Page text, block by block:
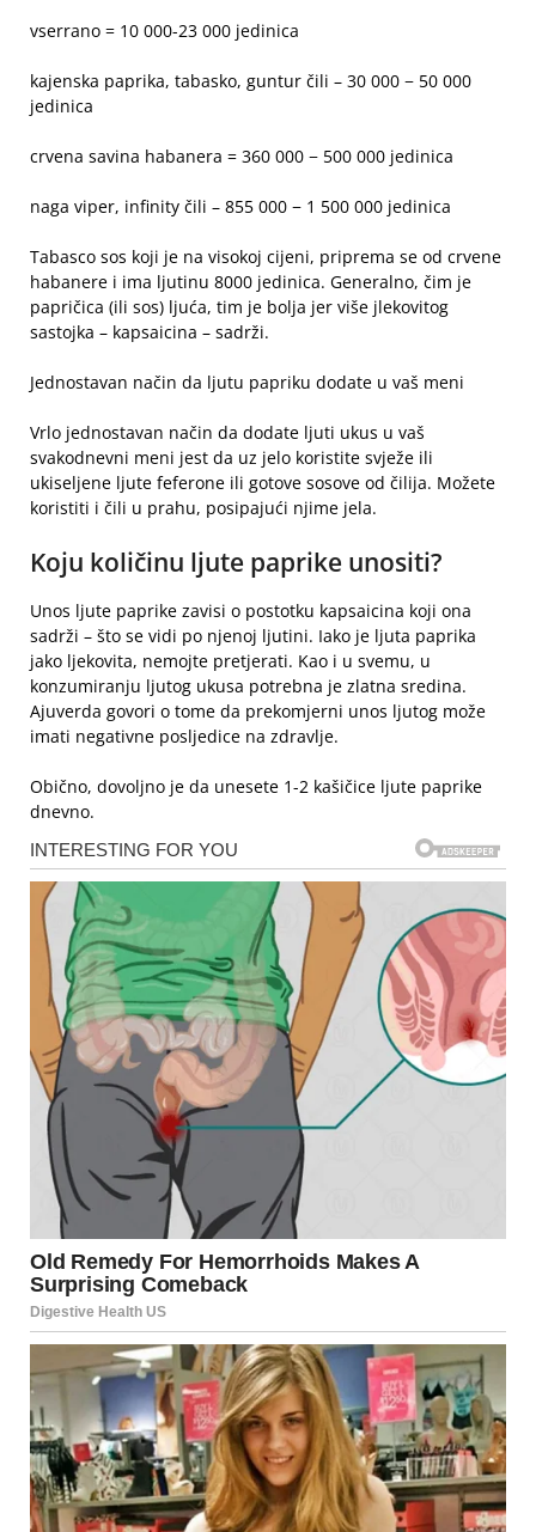
vserrano = 10 000-23 000 jedinica
kajenska paprika, tabasko, guntur čili – 30 000 − 50 000
jedinica
crvena savina habanera = 360 000 − 500 000 jedinica
naga viper, infinity čili – 855 000 − 1 500 000 jedinica
Tabasco sos koji je na visokoj cijeni, priprema se od crvene
habanere i ima ljutinu 8000 jedinica. Generalno, čim je
papričica (ili sos) ljuća, tim je bolja jer više jlekovitog
sastojka – kapsaicina – sadrži.
Jednostavan način da ljutu papriku dodate u vaš meni
Vrlo jednostavan način da dodate ljuti ukus u vaš
svakodnevni meni jest da uz jelo koristite svježe ili
ukiseljene ljute feferone ili gotove sosove od čilija. Možete
koristiti i čili u prahu, posipajući njime jela.
Koju količinu ljute paprike unositi?
Unos ljute paprike zavisi o postotku kapsaicina koji ona
sadrži – što se vidi po njenoj ljutini. Iako je ljuta paprika
jako ljekovita, nemojte pretjerati. Kao i u svemu, u
konzumiranju ljutog ukusa potrebna je zlatna sredina.
Ajuverda govori o tome da prekomjerni unos ljutog može
imati negativne posljedice na zdravlje.
Obično, dovoljno je da unesete 1-2 kašičice ljute paprike
dnevno.